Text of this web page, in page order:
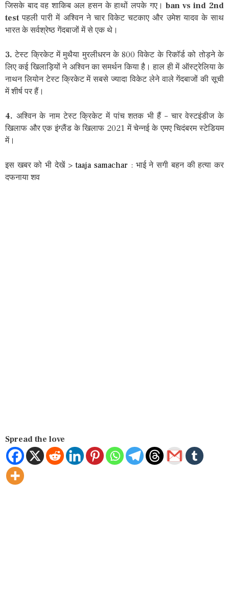
जिसके बाद वह शाकिब अल हसन के हाथों लपके गए।ban vs ind 2nd
testपहली पारी में अश्विन ने चार विकेट चटकाए और उमेश यादव के साथ
भारत के सर्वश्रेष्ठ गेंदबाजों में से एक थे।
3.टेस्ट क्रिकेट में मुथैया मुरलीधरन के 800 विकेट के रिकॉर्ड को तोड़ने के
लिए कई खिलाड़ियों ने अश्विन का समर्थन किया है। हाल ही में ऑस्ट्रेलिया के
नाथन लियोन टेस्ट क्रिकेट में सबसे ज्यादा विकेट लेने वाले गेंदबाजों की सूची
में शीर्ष पर हैं।
4. अश्विन के नाम टेस्ट क्रिकेट में पांच शतक भी हैं – चार वेस्टइंडीज के
खिलाफ और एक इंग्लैंड के खिलाफ 2021 में चेन्नई के एमए चिदंबरम स्टेडियम
में।
इस खबर को भी देखें >taaja samachar : भाई ने सगी बहन की हत्या कर
दफनाया शव
Spread the love